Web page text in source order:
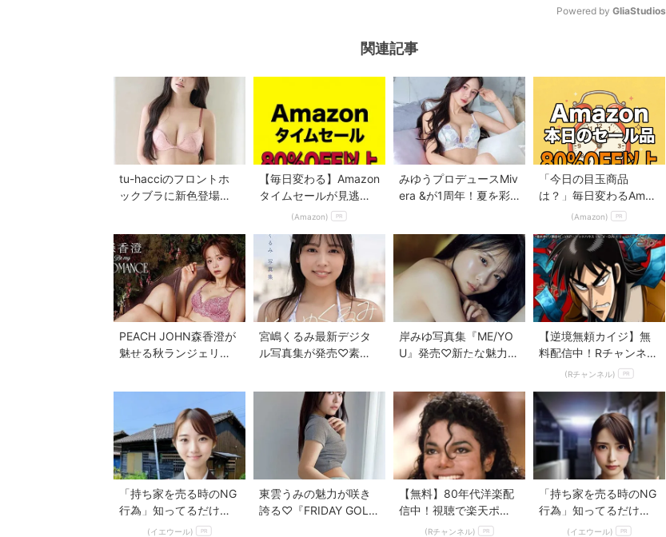
Powered by GliaStudios
関連記事
tu-hacciのフロントホ
ックブラに新色登場♡
【毎日変わる】Amazon
タイムセールが見逃せ
ない！(Amazon) PR
みゆうプロデュースMiv
era &が1周年！夏を彩
「今日の目玉商品
は？」毎日変わるAmaz
onタイムセールが見逃
(Amazon) PR
PEACH JOHN森香澄が
魅せる秋ランジェリー
宮嶋くるみ最新デジタ
ル写真集が発売♡素顔
岸みゆ写真集『ME/YO
U』発売♡新たな魅力を
【逆境無頼カイジ】無
料配信中！Rチャンネル
なら登録不要！
(Rチャンネル) PR
「持ち家を売る時のNG
行為」知ってるだけで
得する事とは
(イエウール) PR
東雲うみの魅力が咲き
誇る♡『FRIDAY GOLD
【無料】80年代洋楽配
信中！視聴で楽天ポイ
ント貯まる
(Rチャンネル) PR
「持ち家を売る時のNG
行為」知ってるだけで
得する事とは
(イエウール) PR